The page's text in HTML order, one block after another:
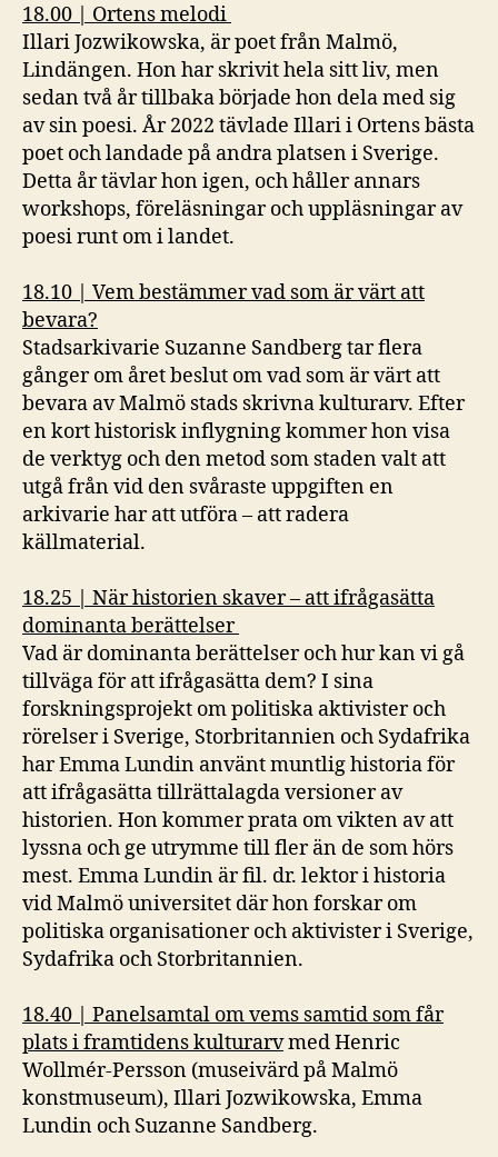
18.00 | Ortens melodi
Illari Jozwikowska, är poet från Malmö,
Lindängen. Hon har skrivit hela sitt liv, men
sedan två år tillbaka började hon dela med sig
av sin poesi. År 2022 tävlade Illari i Ortens bästa
poet och landade på andra platsen i Sverige.
Detta år tävlar hon igen, och håller annars
workshops, föreläsningar och uppläsningar av
poesi runt om i landet.
18.10 | Vem bestämmer vad som är värt att
bevara?
Stadsarkivarie Suzanne Sandberg tar flera
gånger om året beslut om vad som är värt att
bevara av Malmö stads skrivna kulturarv. Efter
en kort historisk inflygning kommer hon visa
de verktyg och den metod som staden valt att
utgå från vid den svåraste uppgiften en
arkivarie har att utföra – att radera
källmaterial.
18.25 | När historien skaver – att ifrågasätta
dominanta berättelser
Vad är dominanta berättelser och hur kan vi gå
tillväga för att ifrågasätta dem? I sina
forskningsprojekt om politiska aktivister och
rörelser i Sverige, Storbritannien och Sydafrika
har Emma Lundin använt muntlig historia för
att ifrågasätta tillrättalagda versioner av
historien. Hon kommer prata om vikten av att
lyssna och ge utrymme till fler än de som hörs
mest. Emma Lundin är fil. dr. lektor i historia
vid Malmö universitet där hon forskar om
politiska organisationer och aktivister i Sverige,
Sydafrika och Storbritannien.
18.40 | Panelsamtal om vems samtid som får
plats i framtidens kulturarvmed Henric
Wollmér-Persson (museivärd på Malmö
konstmuseum), Illari Jozwikowska, Emma
Lundin och Suzanne Sandberg.